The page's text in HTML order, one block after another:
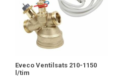
Eveco Ventilsats 210-1150
l/tim